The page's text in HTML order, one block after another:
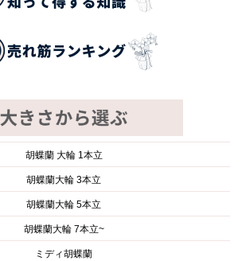
胡蝶蘭 大輪 1本立
胡蝶蘭大輪 3本立
胡蝶蘭大輪 5本立
胡蝶蘭大輪 7本立~
ミディ胡蝶蘭